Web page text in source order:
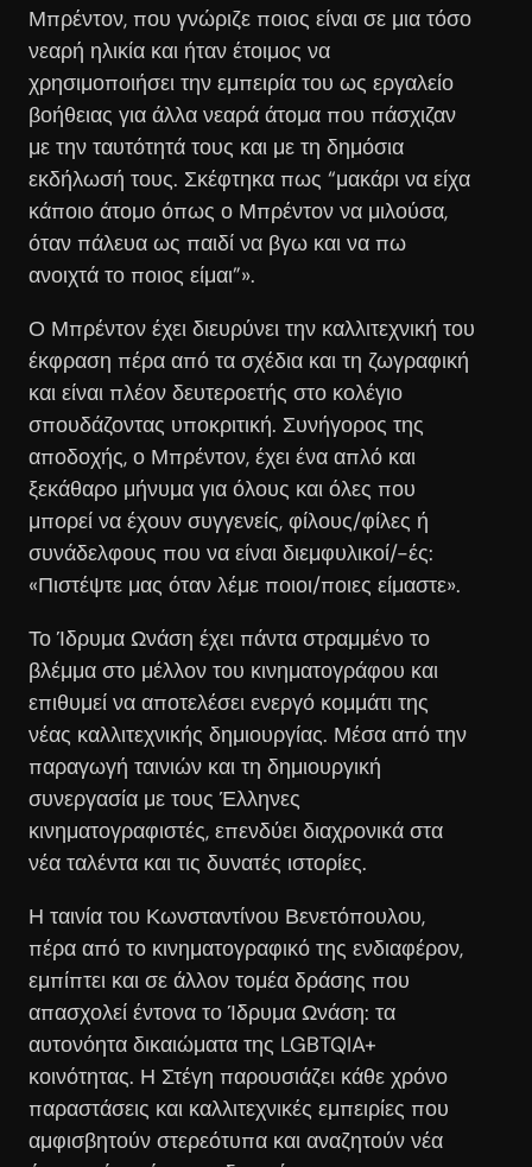
Μπρέντον, που γνώριζε ποιος είναι σε μια τόσο
νεαρή ηλικία και ήταν έτοιμος να
χρησιμοποιήσει την εμπειρία του ως εργαλείο
βοήθειας για άλλα νεαρά άτομα που πάσχιζαν
με την ταυτότητά τους και με τη δημόσια
εκδήλωσή τους. Σκέφτηκα πως “μακάρι να είχα
κάποιο άτομο όπως ο Μπρέντον να μιλούσα,
όταν πάλευα ως παιδί να βγω και να πω
ανοιχτά το ποιος είμαι”».
Ο Μπρέντον έχει διευρύνει την καλλιτεχνική του
έκφραση πέρα από τα σχέδια και τη ζωγραφική
και είναι πλέον δευτεροετής στο κολέγιο
σπουδάζοντας υποκριτική. Συνήγορος της
αποδοχής, ο Μπρέντον, έχει ένα απλό και
ξεκάθαρο μήνυμα για όλους και όλες που
μπορεί να έχουν συγγενείς, φίλους/φίλες ή
συνάδελφους που να είναι διεμφυλικοί/-ές:
«Πιστέψτε μας όταν λέμε ποιοι/ποιες είμαστε».
Το Ίδρυμα Ωνάση έχει πάντα στραμμένο το
βλέμμα στο μέλλον του κινηματογράφου και
επιθυμεί να αποτελέσει ενεργό κομμάτι της
νέας καλλιτεχνικής δημιουργίας. Μέσα από την
παραγωγή ταινιών και τη δημιουργική
συνεργασία με τους Έλληνες
κινηματογραφιστές, επενδύει διαχρονικά στα
νέα ταλέντα και τις δυνατές ιστορίες.
Η ταινία του Κωνσταντίνου Βενετόπουλου,
πέρα από το κινηματογραφικό της ενδιαφέρον,
εμπίπτει και σε άλλον τομέα δράσης που
απασχολεί έντονα το Ίδρυμα Ωνάση: τα
αυτονόητα δικαιώματα της LGBTQIA+
κοινότητας. Η Στέγη παρουσιάζει κάθε χρόνο
παραστάσεις και καλλιτεχνικές εμπειρίες που
αμφισβητούν στερεότυπα και αναζητούν νέα